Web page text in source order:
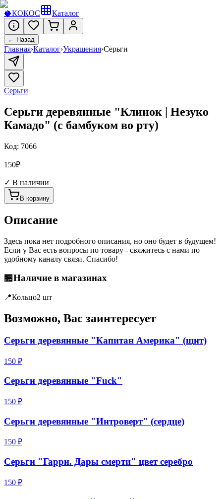
🥥КОКОС Каталог
← Назад
Главная›Каталог›Украшения›Серьги
Серьги
Серьги деревянные "Клинок | Незуко
Камадо" (с бамбуком во рту)
Код: 7066
150₽
✓ В наличии
В корзину
Описание
Здесь пока нет подробного описания, но оно будет в будущем!
Если у Вас есть вопросы по товару - свяжитесь с нами по
удобному каналу связи. Спасибо!
🏪Наличие в магазинах
📍Кольцо2 шт
Возможно, Вас заинтересует
Серьги деревянные "Капитан Америка" (щит)
150 ₽
Серьги деревянные "Fuck"
150 ₽
Серьги деревянные "Интроверт" (сердце)
150 ₽
Серьги "Гарри. Дары смерти" цвет серебро
150 ₽